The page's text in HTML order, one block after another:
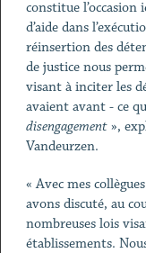
constitue l’occasion
d’aide dans
réinsertion des
de justice nous
visant à inciter les
avaient avant - ce
disengagement»,
Vandeurzen.
« Avec mes
avons discuté, au
nombreuses lois
établissements.